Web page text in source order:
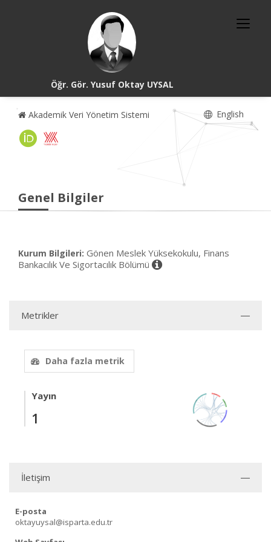
Öğr. Gör. Yusuf Oktay UYSAL
Akademik Veri Yönetim Sistemi English
Genel Bilgiler
Kurum Bilgileri: Gönen Meslek Yüksekokulu, Finans
Bankacılık Ve Sigortacılık Bölümü
Metrikler
Daha fazla metrik
Yayın
1
İletişim
E-posta
oktayuysal@isparta.edu.tr